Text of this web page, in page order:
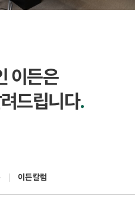
이든은
드립니다.
이든 칼럼